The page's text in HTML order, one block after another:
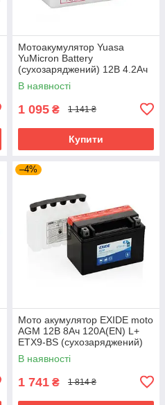
Мотоакумулятор Yuasa
YuMicron Battery
(сухозаряджений) 12В 4.2Ач
45A(EN) R+ YB4L-B
В наявності
1 095 ₴ 1 141 ₴
Купити
–4%
Мото акумулятор EXIDE moto
AGM 12В 8Ач 120А(EN) L+
ETX9-BS (сухозаряджений)
В наявності
1 741 ₴ 1 814 ₴